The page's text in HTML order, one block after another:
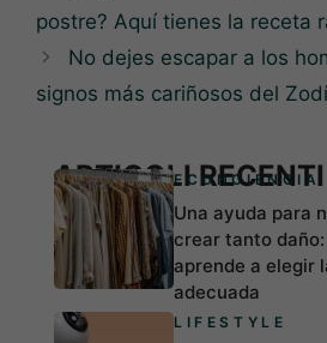
postre? Aquí tienes la receta
No dejes escapar a los
signos más cariñosos del
ARTICOLI RECENTI
ECONCIENCIA
Una ayuda para
crear tanto daño:
aprende a elegir
adecuada
LIFESTYLE